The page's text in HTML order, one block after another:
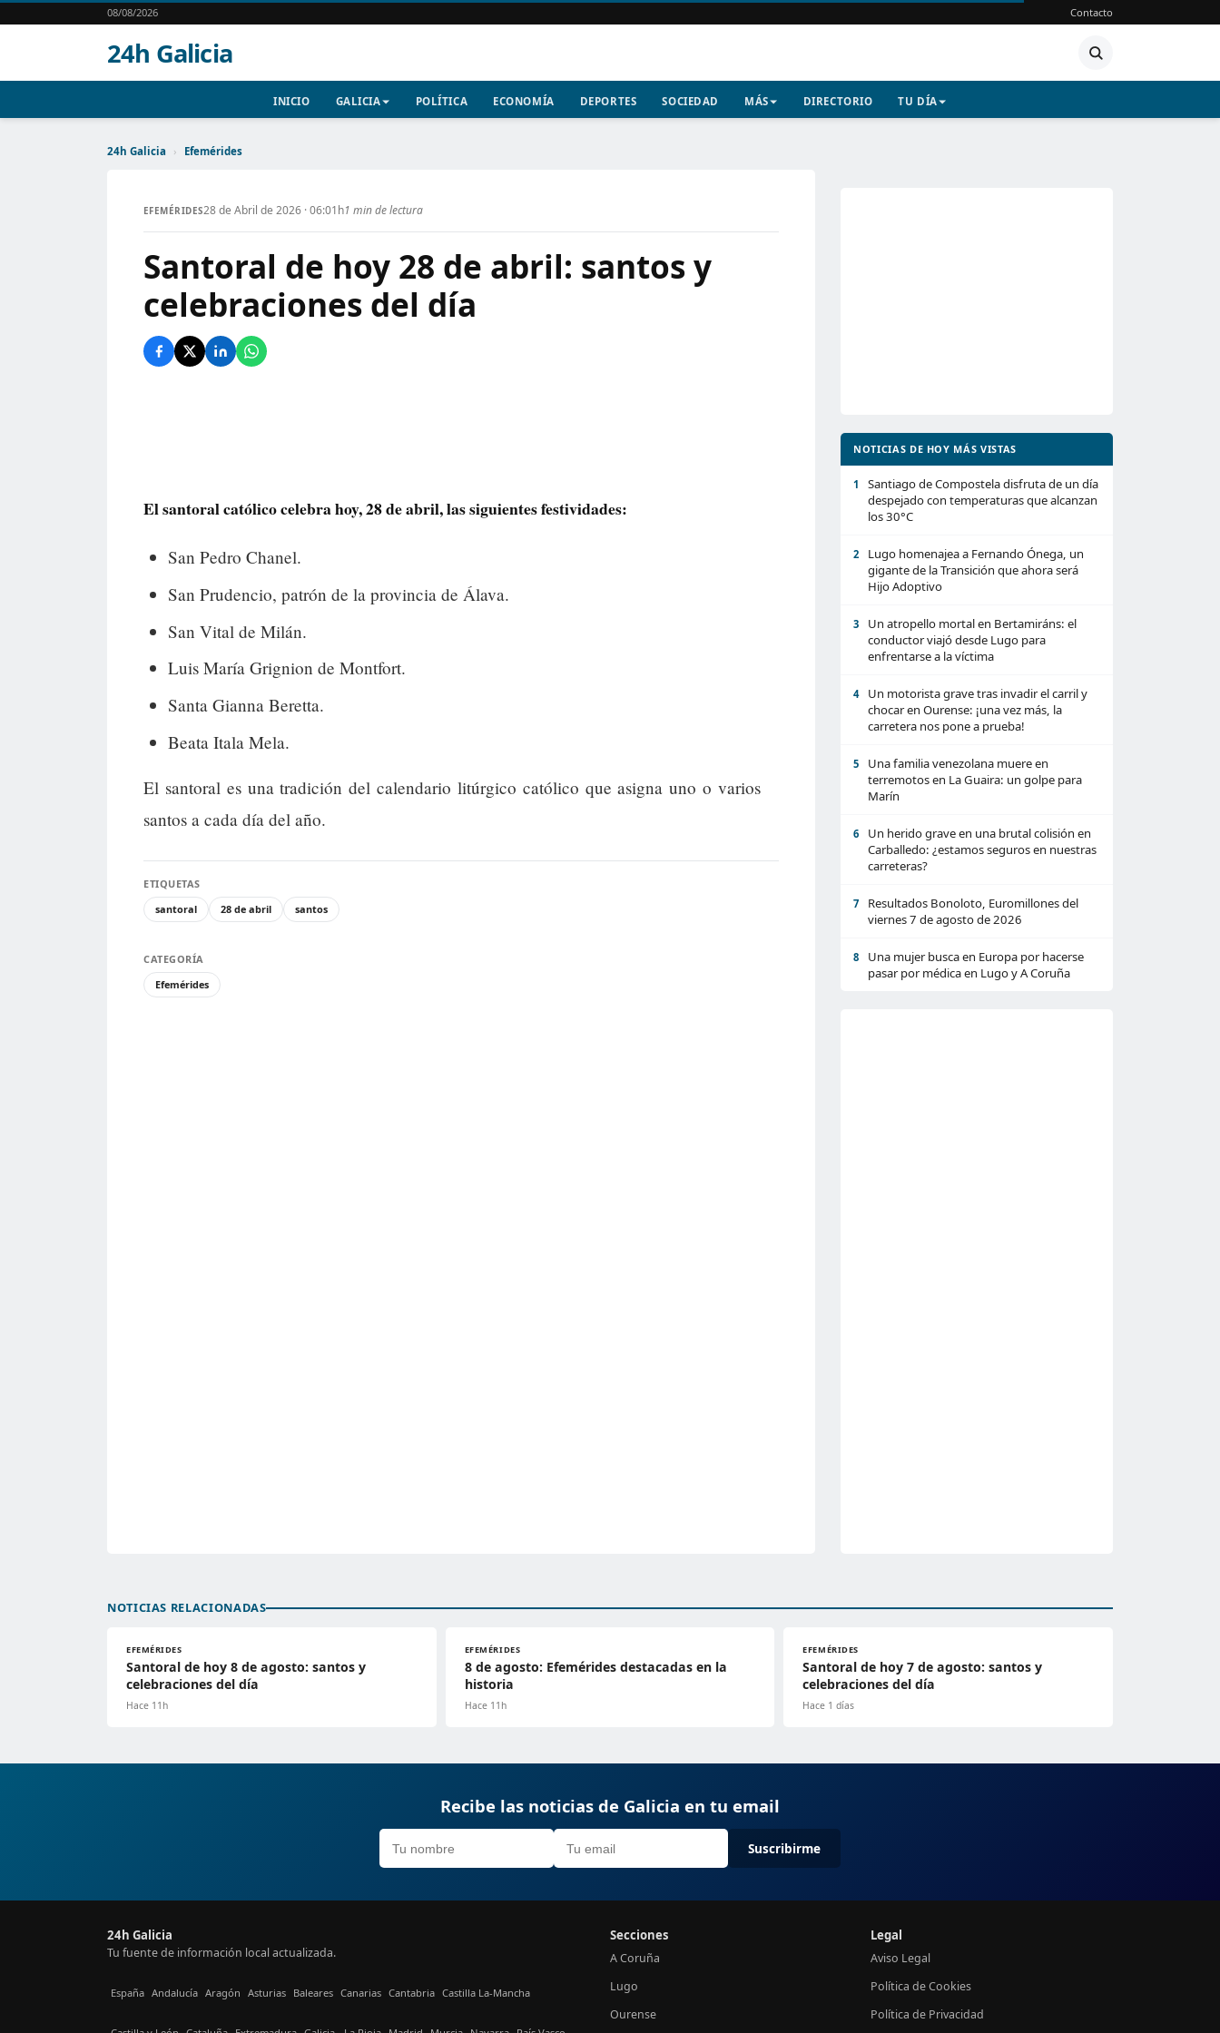
08/08/2026 Contacto
24h Galicia
INICIO GALICIA POLÍTICA ECONOMÍA DEPORTES SOCIEDAD MÁS DIRECTORIO TU DÍA
24h Galicia › Efemérides
EFEMÉRIDES28 de Abril de 2026 · 06:01h1 min de lectura
Santoral de hoy 28 de abril: santos y
celebraciones del día
El santoral católico celebra hoy, 28 de abril, las siguientes festividades:
San Pedro Chanel.
San Prudencio, patrón de la provincia de Álava.
San Vital de Milán.
Luis María Grignion de Montfort.
Santa Gianna Beretta.
Beata Itala Mela.
El santoral es una tradición del calendario litúrgico católico que asigna uno o varios
santos a cada día del año.
ETIQUETAS
santoral
28 de abril santos
CATEGORÍA
Efemérides
NOTICIAS DE HOY MÁS VISTAS
1
Santiago de Compostela disfruta de un día
despejado con temperaturas que alcanzan
los 30°C
2
Lugo homenajea a Fernando Ónega, un
gigante de la Transición que ahora será
Hijo Adoptivo
3
Un atropello mortal en Bertamiráns: el
conductor viajó desde Lugo para
enfrentarse a la víctima
4
Un motorista grave tras invadir el carril y
chocar en Ourense: ¡una vez más, la
carretera nos pone a prueba!
5
Una familia venezolana muere en
terremotos en La Guaira: un golpe para
Marín
6
Un herido grave en una brutal colisión en
Carballedo: ¿estamos seguros en nuestras
carreteras?
7
Resultados Bonoloto, Euromillones del
viernes 7 de agosto de 2026
8
Una mujer busca en Europa por hacerse
pasar por médica en Lugo y A Coruña
NOTICIAS RELACIONADAS
EFEMÉRIDES
Santoral de hoy 8 de agosto: santos y
celebraciones del día
Hace 11h
EFEMÉRIDES
8 de agosto: Efemérides destacadas en la
historia
Hace 11h
EFEMÉRIDES
Santoral de hoy 7 de agosto: santos y
celebraciones del día
Hace 1 días
Recibe las noticias de Galicia en tu email
Suscribirme
24h Galicia
Tu fuente de información local actualizada.
España Andalucía Aragón Asturias Baleares Canarias Cantabria Castilla La-Mancha
Secciones
A Coruña
Lugo
Ourense
Legal
Aviso Legal
Política de Cookies
Política de Privacidad